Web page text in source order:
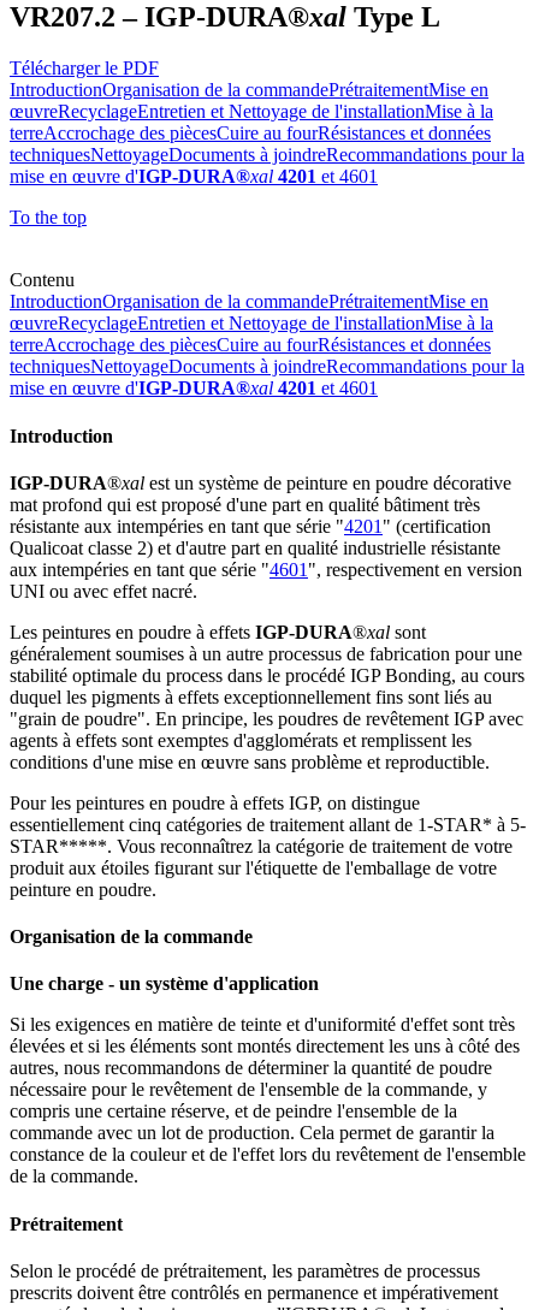
VR207.2 –IGP-DURA®xal Type L
Télécharger le PDF
IntroductionOrganisation de la commandePrétraitementMise en
œuvreRecyclageEntretien et Nettoyage de l'installationMise à la
terreAccrochage des piècesCuire au fourRésistances et données
techniquesNettoyageDocuments à joindreRecommandations pour la
mise en œuvre d'IGP-DURA®xal 4201 et 4601
To the top
Contenu
IntroductionOrganisation de la commandePrétraitementMise en
œuvreRecyclageEntretien et Nettoyage de l'installationMise à la
terreAccrochage des piècesCuire au fourRésistances et données
techniquesNettoyageDocuments à joindreRecommandations pour la
mise en œuvre d'IGP-DURA®xal 4201 et 4601
Introduction
IGP-DURA®xal est un système de peinture en poudre décorative
mat profond qui est proposé d'une part en qualité bâtiment très
résistante aux intempéries en tant que série "4201 " (certification
Qualicoat classe 2) et d'autre part en qualité industrielle résistante
aux intempéries en tant que série "4601 ", respectivement en version
UNI ou avec effet nacré.
Les peintures en poudre à effets IGP-DURA®xal sont
généralement soumises à un autre processus de fabrication pour une
stabilité optimale du process dans le procédé IGP Bonding, au cours
duquel les pigments à effets exceptionnellement fins sont liés au
"grain de poudre". En principe, les poudres de revêtement IGP avec
agents à effets sont exemptes d'agglomérats et remplissent les
conditions d'une mise en œuvre sans problème et reproductible.
Pour les peintures en poudre à effets IGP, on distingue
essentiellement cinq catégories de traitement allant de 1-STAR* à 5-
STAR*****. Vous reconnaîtrez la catégorie de traitement de votre
produit aux étoiles figurant sur l'étiquette de l'emballage de votre
peinture en poudre.
Organisation de la commande
Une charge - un système d'application
Si les exigences en matière de teinte et d'uniformité d'effet sont très
élevées et si les éléments sont montés directement les uns à côté des
autres, nous recommandons de déterminer la quantité de poudre
nécessaire pour le revêtement de l'ensemble de la commande, y
compris une certaine réserve, et de peindre l'ensemble de la
commande avec un lot de production. Cela permet de garantir la
constance de la couleur et de l'effet lors du revêtement de l'ensemble
de la commande.
Prétraitement
Selon le procédé de prétraitement, les paramètres de processus
prescrits doivent être contrôlés en permanence et impérativement